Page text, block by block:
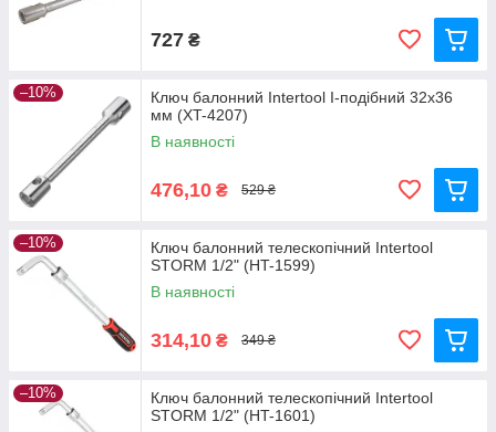
727 ₴
–10%
Ключ балонний Intertool I-подібний 32х36
мм (XT-4207)
В наявності
476,10 ₴ 529 ₴
–10%
Ключ балонний телескопічний Intertool
STORM 1/2" (HT-1599)
В наявності
314,10 ₴ 349 ₴
–10%
Ключ балонний телескопічний Intertool
STORM 1/2" (HT-1601)